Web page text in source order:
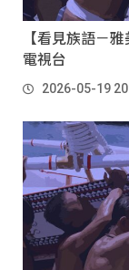
【看見族語－
電視台
2026-05-19